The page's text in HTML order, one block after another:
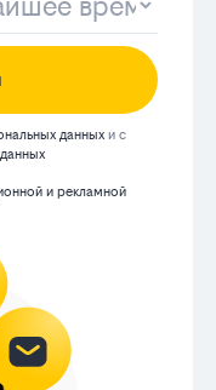
данных и с
и рекламной